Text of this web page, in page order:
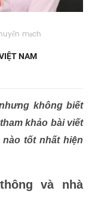
mạch
NAM
không biết
khảo bài viết
tốt nhất hiện
và nhà